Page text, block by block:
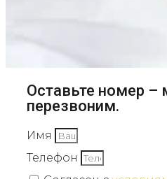
Оставьте номер
перезвоним.
Имя
Телефон